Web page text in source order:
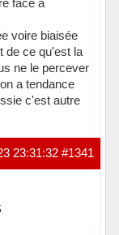
face à
voire biaisée
de ce qu'est la
ne le percever
a tendance
c'est autre
#1341
23:31:32